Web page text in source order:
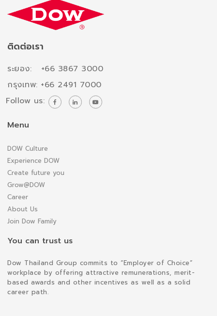
ติดต่อเรา
ระยอง: +66 3867 3000
กรุงเทพ: +66 2491 7000
Follow us:
Menu
DOW Culture
Experience DOW
Create future you
Grow@DOW
Career
About Us
Join Dow Family
You can trust us
Dow Thailand Group commits to “Employer of Choice”
workplace by offering attractive remunerations, merit-
based awards and other incentives as well as a solid
career path.